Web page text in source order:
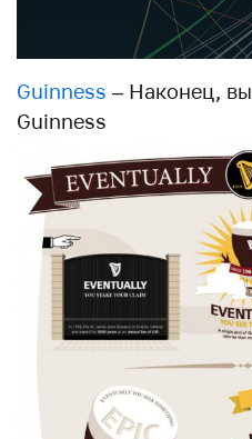
Guinness – Наконец,
Guinness